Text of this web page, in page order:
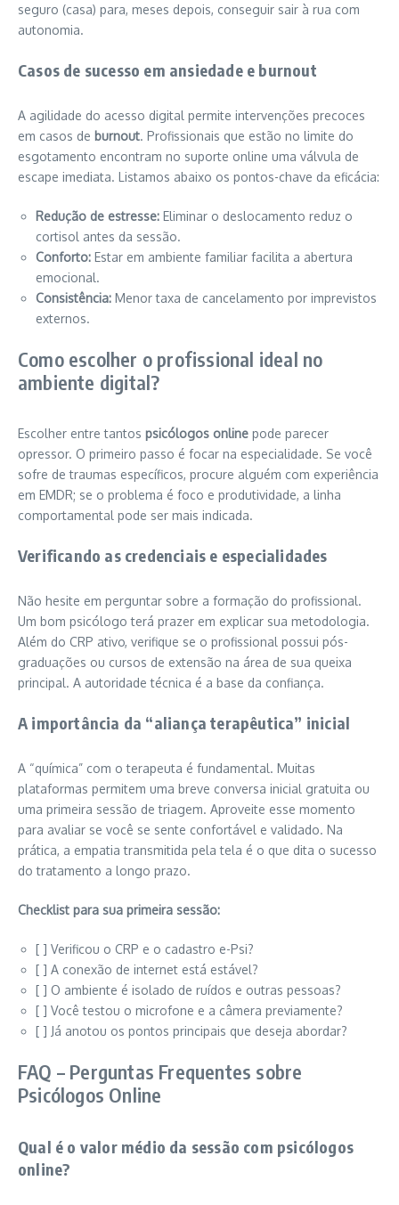
seguro (casa) para, meses depois, conseguir sair à rua com
autonomia.
Casos de sucesso em ansiedade e burnout
A agilidade do acesso digital permite intervenções precoces
em casos de burnout. Profissionais que estão no limite do
esgotamento encontram no suporte online uma válvula de
escape imediata. Listamos abaixo os pontos-chave da eficácia:
Redução de estresse: Eliminar o deslocamento reduz o
cortisol antes da sessão.
Conforto: Estar em ambiente familiar facilita a abertura
emocional.
Consistência: Menor taxa de cancelamento por imprevistos
externos.
Como escolher o profissional ideal no
ambiente digital?
Escolher entre tantos psicólogos online pode parecer
opressor. O primeiro passo é focar na especialidade. Se você
sofre de traumas específicos, procure alguém com experiência
em EMDR; se o problema é foco e produtividade, a linha
comportamental pode ser mais indicada.
Verificando as credenciais e especialidades
Não hesite em perguntar sobre a formação do profissional.
Um bom psicólogo terá prazer em explicar sua metodologia.
Além do CRP ativo, verifique se o profissional possui pós-
graduações ou cursos de extensão na área de sua queixa
principal. A autoridade técnica é a base da confiança.
A importância da “aliança terapêutica” inicial
A “química” com o terapeuta é fundamental. Muitas
plataformas permitem uma breve conversa inicial gratuita ou
uma primeira sessão de triagem. Aproveite esse momento
para avaliar se você se sente confortável e validado. Na
prática, a empatia transmitida pela tela é o que dita o sucesso
do tratamento a longo prazo.
Checklist para sua primeira sessão:
[ ] Verificou o CRP e o cadastro e-Psi?
[ ] A conexão de internet está estável?
[ ] O ambiente é isolado de ruídos e outras pessoas?
[ ] Você testou o microfone e a câmera previamente?
[ ] Já anotou os pontos principais que deseja abordar?
FAQ – Perguntas Frequentes sobre
Psicólogos Online
Qual é o valor médio da sessão com psicólogos
online?